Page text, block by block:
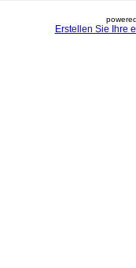
Erstellen Sie Ihre